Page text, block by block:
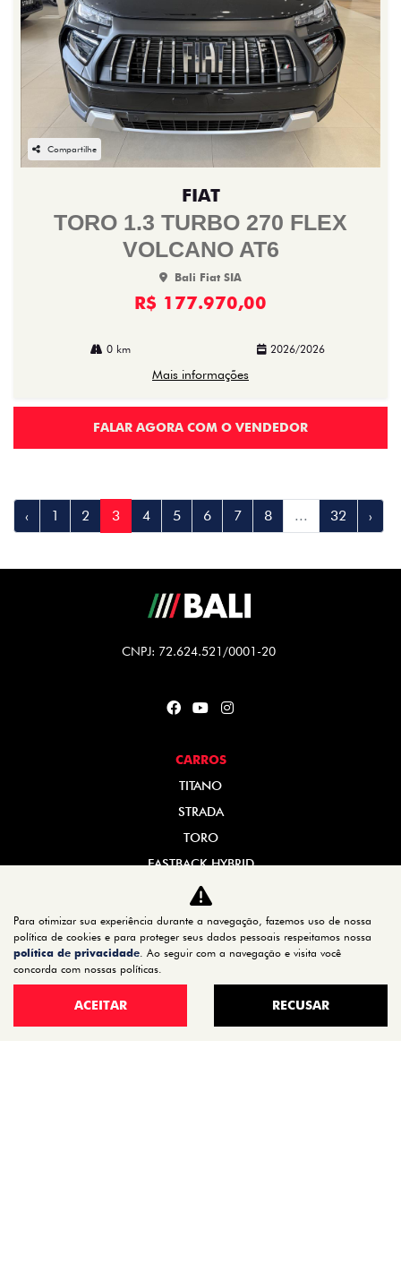
Compartilhe
FIAT
TORO 1.3 TURBO 270 FLEX
VOLCANO AT6
Bali Fiat SIA
R$ 177.970,00
0 km 2026/2026
Mais informações
FALAR AGORA COM O VENDEDOR
‹ 1 2 3 4 5 6 7 8 ... 32 ›
CNPJ: 72.624.521/0001-20
CARROS
TITANO
STRADA
TORO
FASTBACK HYBRID
PULSE
FASTBACK
CRONOS
NOVA FIORINO
Para otimizar sua experiência durante a navegação, fazemos uso de nossa
política de cookies e para proteger seus dados pessoais respeitamos nossa
política de privacidade. Ao seguir com a navegação e visita você
concorda com nossas políticas.
ACEITAR RECUSAR